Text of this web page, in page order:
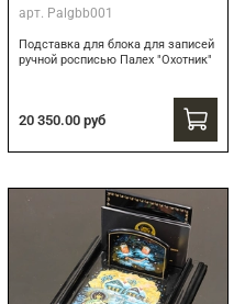
арт. Palgbb001
Подставка для блока для записей
ручной росписью Палех "Охотник"
20 350.00 руб